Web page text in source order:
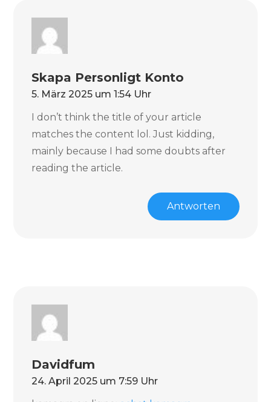
Skapa Personligt Konto
5. März 2025 um 1:54 Uhr
I don’t think the title of your article
matches the content lol. Just kidding,
mainly because I had some doubts after
reading the article.
Antworten
Davidfum
24. April 2025 um 7:59 Uhr